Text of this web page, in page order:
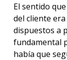
El sentido
del cliente
dispuestos a
fundamental
había que